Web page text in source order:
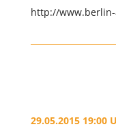
http://
29.05.2015 19:00